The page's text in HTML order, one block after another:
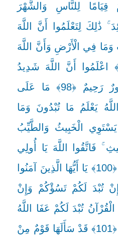
قِيَامًا لِلنَّاسِ وَالشَّهْرَ
ذَٰلِكَ لِتَعْلَمُوا أَنَّ اللَّهَ
فِي الْأَرْضِ وَأَنَّ اللَّهَ
بِكُلِّ شَيْءٍ عَلِيمٌ ﴿97﴾ اعْلَمُوا أَنَّ اللَّهَ شَدِيدُ
الْعِقَابِ وَأَنَّ اللَّهَ غَفُورٌ رَحِيمٌ ﴿98﴾ مَا عَلَى
يَعْلَمُ مَا تُبْدُونَ وَمَا
قُلْ لَا يَسْتَوِي الْخَبِيثُ وَالطَّيِّبُ
فَاتَّقُوا اللَّهَ يَا أُولِي
الْأَلْبَابِ لَعَلَّكُمْ تُفْلِحُونَ ﴿100﴾ يَا أَيُّهَا الَّذِينَ آمَنُوا
تُبْدَ لَكُمْ تَسُؤْكُمْ وَإِنْ
تُبْدَ لَكُمْ عَفَا اللَّهُ
عَنْهَا ۗ وَاللَّهُ غَفُورٌ حَلِيمٌ ﴿101﴾ قَدْ سَأَلَهَا قَوْمٌ مِنْ